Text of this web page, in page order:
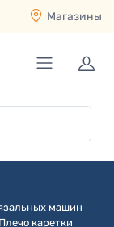
Магазины
машин
Плечо каретки